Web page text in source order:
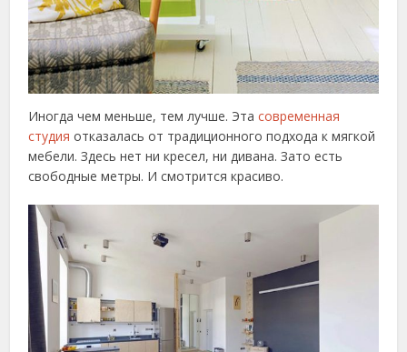
Иногда чем меньше, тем лучше. Этасовременная
студия отказалась от традиционного подхода к мягкой
мебели. Здесь нет ни кресел, ни дивана. Зато есть
свободные метры. И смотрится красиво.